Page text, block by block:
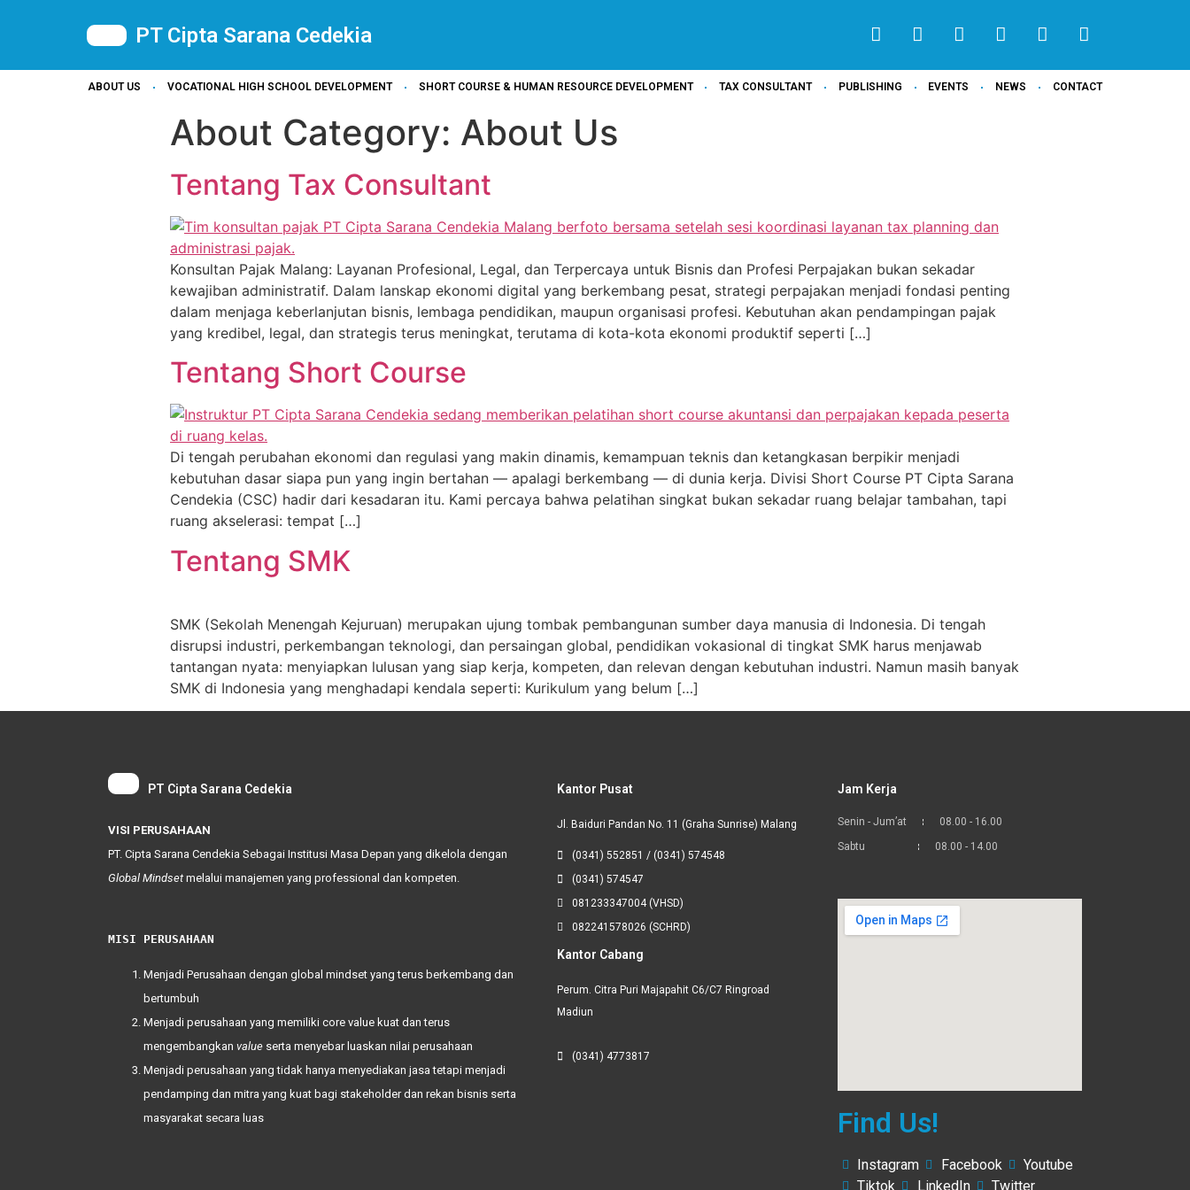
PT Cipta Sarana Cedekia
ABOUT US VOCATIONAL HIGH SCHOOL DEVELOPMENT SHORT COURSE & HUMAN RESOURCE DEVELOPMENT TAX CONSULTANT PUBLISHING EVENTS NEWS CONTACT
About Category: About Us
Tentang Tax Consultant
Konsultan Pajak Malang: Layanan Profesional, Legal, dan Terpercaya untuk Bisnis dan Profesi Perpajakan bukan sekadar
kewajiban administratif. Dalam lanskap ekonomi digital yang berkembang pesat, strategi perpajakan menjadi fondasi penting
dalam menjaga keberlanjutan bisnis, lembaga pendidikan, maupun organisasi profesi. Kebutuhan akan pendampingan pajak
yang kredibel, legal, dan strategis terus meningkat, terutama di kota-kota ekonomi produktif seperti […]
Tentang Short Course
Di tengah perubahan ekonomi dan regulasi yang makin dinamis, kemampuan teknis dan ketangkasan berpikir menjadi
kebutuhan dasar siapa pun yang ingin bertahan — apalagi berkembang — di dunia kerja. Divisi Short Course PT Cipta Sarana
Cendekia (CSC) hadir dari kesadaran itu. Kami percaya bahwa pelatihan singkat bukan sekadar ruang belajar tambahan, tapi
ruang akselerasi: tempat […]
Tentang SMK
SMK (Sekolah Menengah Kejuruan) merupakan ujung tombak pembangunan sumber daya manusia di Indonesia. Di tengah
disrupsi industri, perkembangan teknologi, dan persaingan global, pendidikan vokasional di tingkat SMK harus menjawab
tantangan nyata: menyiapkan lulusan yang siap kerja, kompeten, dan relevan dengan kebutuhan industri. Namun masih banyak
SMK di Indonesia yang menghadapi kendala seperti: Kurikulum yang belum […]
PT Cipta Sarana Cedekia
VISI PERUSAHAAN
PT. Cipta Sarana Cendekia Sebagai Institusi Masa Depan yang dikelola dengan
Global Mindset melalui manajemen yang professional dan kompeten.
MISI PERUSAHAAN
Menjadi Perusahaan dengan global mindset yang terus berkembang dan
bertumbuh
Menjadi perusahaan yang memiliki core value kuat dan terus
mengembangkan value serta menyebar luaskan nilai perusahaan
Menjadi perusahaan yang tidak hanya menyediakan jasa tetapi menjadi
pendamping dan mitra yang kuat bagi stakeholderdan rekan bisnis serta
masyarakat secara luas
Kantor Pusat
Jl. Baiduri Pandan No. 11 (Graha Sunrise) Malang
(0341) 552851 / (0341) 574548
(0341) 574547
081233347004 (VHSD)
082241578026 (SCHRD)
Kantor Cabang
Perum. Citra Puri Majapahit C6/C7 Ringroad
Madiun
(0341) 4773817
Jam Kerja
Senin - Jum’at
08.00 - 16.00
Sabtu
08.00 - 14.00
Find Us!
Instagram Facebook
Youtube
Tiktok
LinkedIn Twitter